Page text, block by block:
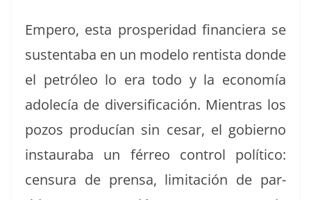
Empero, esta pros­peri­dad financiera se
sus­tenta­ba en un mod­e­lo ren­tista donde
el petróleo lo era todo y la economía
adolecía de diver­si­fi­cación. Mien­tras los
pozos pro­ducían sin cesar, el gob­ier­no
instau­ra­ba un férreo con­trol políti­co:
cen­sura de pren­sa, lim­itación de par­